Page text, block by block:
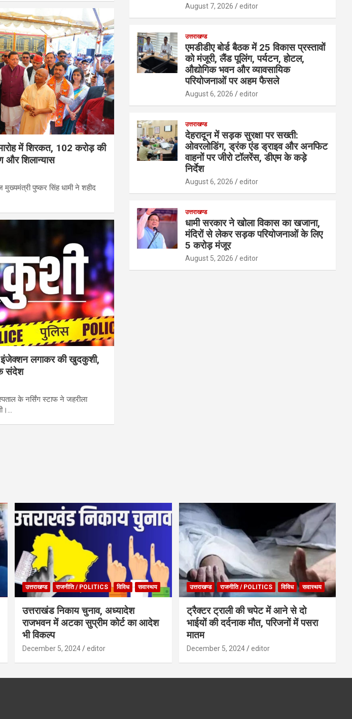
में शिरकत, 102 करोड़ की
और शिलान्यास
पुष्कर सिंह धामी ने शहीद
लगाकर की खुदकुशी,
संदेश
के नर्सिंग स्टाफ ने जहरीला
August 7, 2026 editor
उत्तराखण्ड
एमडीडीए बोर्ड बैठक में 25 विकास प्रस्तावों
को मंजूरी, लैंड पूलिंग, पर्यटन, होटल,
औद्योगिक भवन और व्यावसायिक
परियोजनाओं पर अहम फैसले
August 6, 2026 editor
उत्तराखण्ड
देहरादून में सड़क सुरक्षा पर सख्ती:
ओवरलोडिंग, ड्रंक एंड ड्राइव और अनफिट
वाहनों पर जीरो टॉलरेंस, डीएम के कड़े
निर्देश
August 6, 2026 editor
उत्तराखण्ड
धामी सरकार ने खोला विकास का खजाना,
मंदिरों से लेकर सड़क परियोजनाओं के लिए
5 करोड़ मंजूर
August 5, 2026 editor
उत्तराखण्ड राजनीति / POLITICS विविध सवास्थय
उत्तराखंड निकाय चुनाव, अध्यादेश
राजभवन में अटका सुप्रीम कोर्ट का आदेश
भी विकल्प
December 5, 2024 editor
उत्तराखण्ड राजनीति / POLITICS विविध सवास्थय
ट्रैक्टर ट्राली की चपेट में आने से दो
भाईयों की दर्दनाक मौत, परिजनों में पसरा
मातम
December 5, 2024 editor